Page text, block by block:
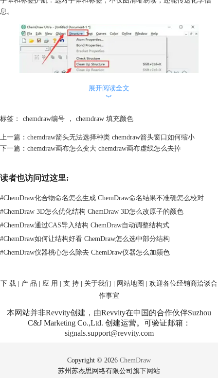
息。
结构图风格一统天下。
所以，用ChemDraw不仅仅是画画，它还是化学艺术的大师！
二、ChemDraw美化合成路线
别以为ChemDraw只是画画的好手，它还是有机合成的得力助手呢！规划
合成路线可是个大任务，这里有些ChemDraw的绝招：
添加反应条件：别忘了标注反应条件和参数，这样不仅方便记录，还可以
展开阅读全文
︾
标签： chemdraw编号 ， chemdraw 填充颜色
上一篇： chemdraw箭头无法选择种类 chemdraw箭头窗口如何缩小
下一篇： chemdraw画布怎么变大 chemdraw画布虚线怎么去掉
读者也访问过这里:
#ChemDraw化合物命名怎么生成 ChemDraw命名结果不准确怎么校对
#ChemDraw 3D怎么优化结构 ChemDraw 3D怎么改原子的颜色
#ChemDraw通过CAS导入结构 ChemDraw自动调整结构式
#ChemDraw如何让结构好看 ChemDraw怎么选中部分结构
#ChemDraw仪器桃心怎么除去 ChemDraw仪器怎么加颜色
下 载 产 品 应 用 支 持 关于我们 网站地图
| 欢迎各位经销商洽谈合
作事宜
本网站并非Revvity创建，由Revvity在中国的合作伙伴Suzhou
C&J Marketing Co.,Ltd. 创建运营。可验证邮箱：
signals.support@revvity.com
Copyright © 2026 ChemDraw
苏州苏杰思网络有限公司旗下网站